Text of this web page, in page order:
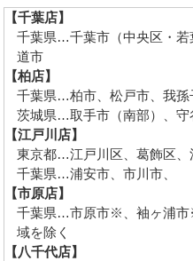
【千葉店】
千葉県…千葉市（中央区・若
道市
【柏店】
千葉県…柏市、松戸市、我孫
茨城県…取手市（南部）、守
【江戸川店】
東京都…江戸川区、葛飾区、
千葉県…浦安市、市川市、
【市原店】
千葉県…市原市※、袖ヶ浦
域を除く
【八千代店】